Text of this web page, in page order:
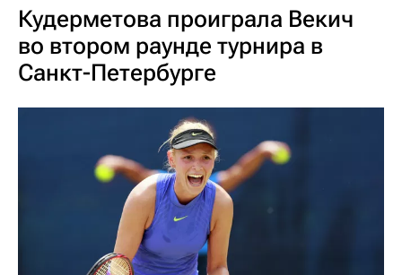
Кудерметова проиграла Векич
во втором раунде турнира в
Санкт-Петербурге